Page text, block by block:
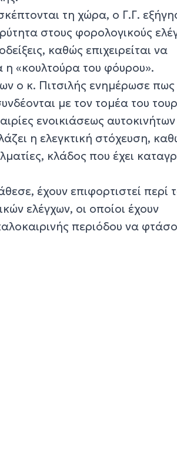
τη χώρα, ο Γ.Γ.
στους φορολογικούς
καθώς επιχειρείται να
η «κουλτούρα του φόυρου».
ο κ. Πιτσιλής ενημέρωσε πως
με τον τομέα του
ενοικιάσεως αυτοκινήτων
η ελεγκτική στόχευση,
κλάδος που έχει
έχουν επιφορτιστεί περί
ελέγχων, οι οποίοι έχουν
περιόδου να